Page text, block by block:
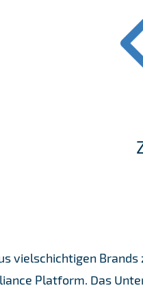
vielschichtigen
Platform. Das